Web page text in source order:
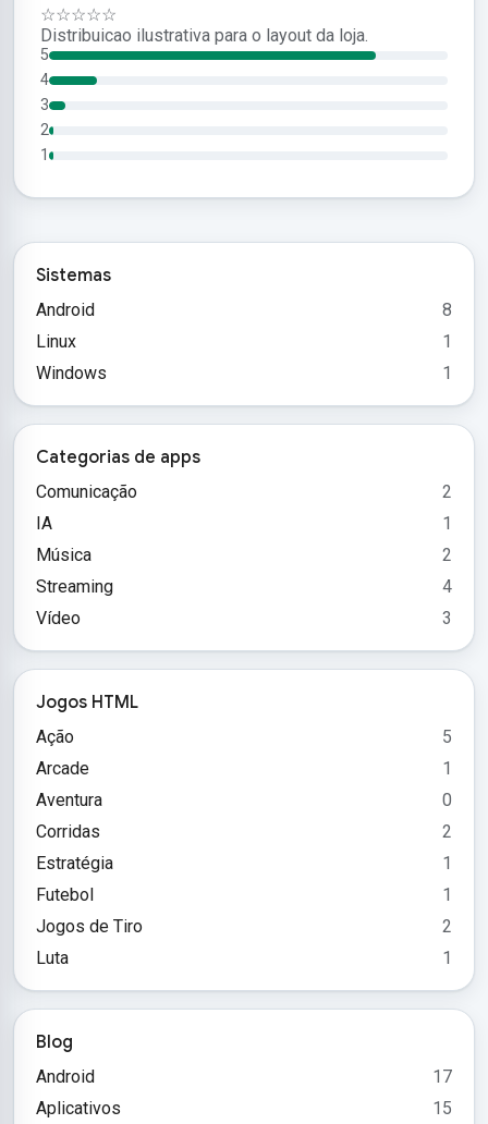
Sistemas
Android
8
Linux
1
Windows
1
Categorias de apps
Comunicação
2
IA
1
Música
2
Streaming
4
Vídeo
3
Jogos HTML
Ação
5
Arcade
1
Aventura
0
Corridas
2
Estratégia
1
Futebol
1
Jogos de Tiro
2
Luta
1
Blog
Android
17
Aplicativos
15
☆☆☆☆☆
Distribuicao ilustrativa para o layout da loja.
5
4
3
2
1